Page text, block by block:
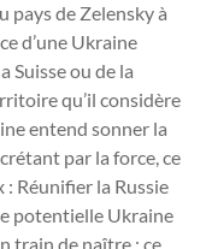
pays de Zelensky à
d’une Ukraine
Suisse ou de la
qu’il considère
entend sonner la
par la force, ce
Réunifier la Russie
potentielle Ukraine
train de naître ; ce